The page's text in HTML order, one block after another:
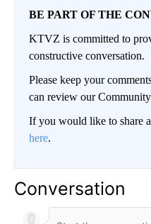
BE PART OF THE
KTVZ is committed to
constructive conversation.
Please keep your
can review our
If you would like to share
here.
Conversation